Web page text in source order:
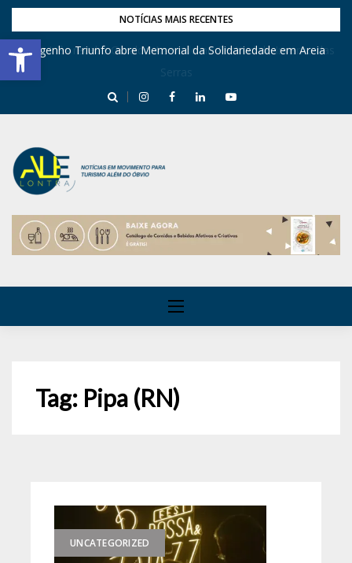
Barra de Ferramentas Aberta
NOTÍCIAS MAIS RECENTES
Engenho Triunfo abre Memorial da Solidariedade em Areia
Tag: Pipa (RN)
UNCATEGORIZED